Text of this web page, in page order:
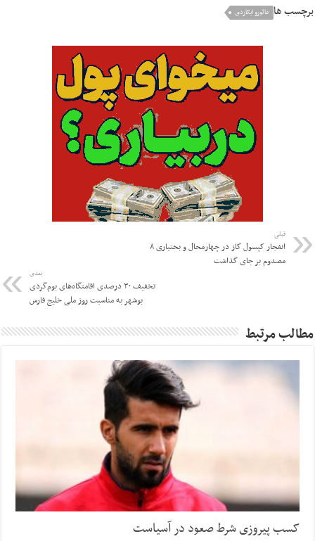
برچسب ها مائورو ایکاردی
قبلی
انفجار کپسول گاز در چهارمحال و بختیاری ۸
مصدوم بر جای گذاشت
بعدی
تخفیف ۳۰ درصدی اقامتگاه‌های بوم‌گردی
بوشهر به مناسبت روز ملی خلیج فارس
مطالب مرتبط
کسب پیروزی شرط صعود در آسیاست